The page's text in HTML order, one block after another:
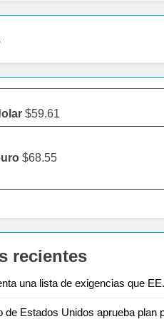
$59.61
$68.55
recientes
una lista de exigencias que
de Estados Unidos aprueba plan